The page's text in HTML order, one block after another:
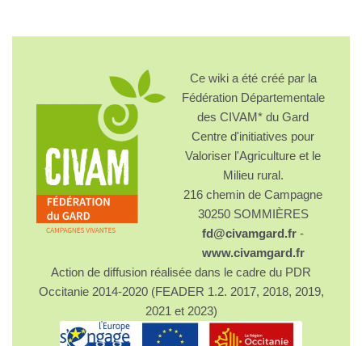
Ce wiki a été créé par la
Fédération Départementale
des CIVAM* du Gard
Centre d'initiatives pour
Valoriser l'Agriculture et le
Milieu rural.
216 chemin de Campagne
30250 SOMMIÈRES
fd@civamgard.fr -
www.civamgard.fr
Action de diffusion réalisée dans le cadre du PDR
Occitanie 2014-2020 (FEADER 1.2. 2017, 2018, 2019,
2021 et 2023)